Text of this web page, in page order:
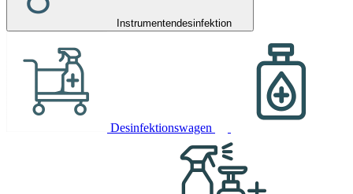
Instrumentendesinfektion
Desinfektionswagen